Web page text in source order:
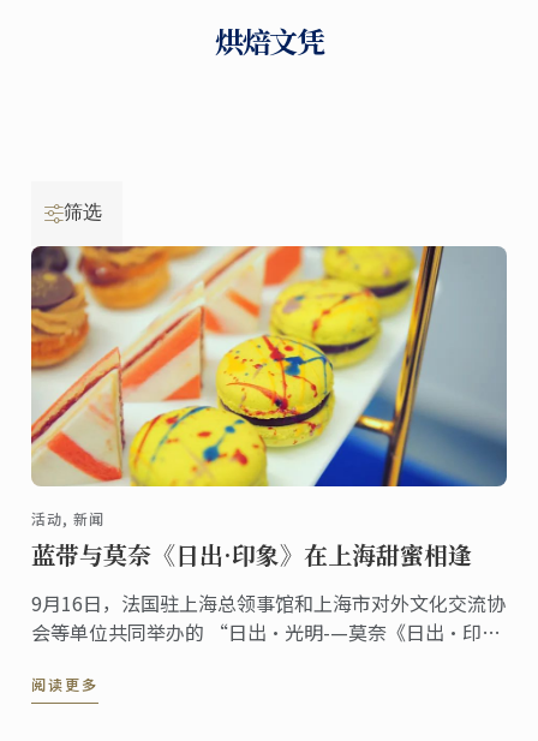
烘焙文凭
筛选
活动, 新闻
蓝带与莫奈《日出·印象》在上海甜蜜相逢
9月16日，法国驻上海总领事馆和上海市对外文化交流协
会等单位共同举办的 “日出·光明-—莫奈《日出·印
法国的百年名校蓝带国际学院的导师团，为本次特展呈
阅读更多